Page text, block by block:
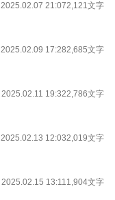
2025.02.07 21:072,121文字
2025.02.09 17:282,685文字
2025.02.11 19:322,786文字
2025.02.13 12:032,019文字
2025.02.15 13:111,904文字